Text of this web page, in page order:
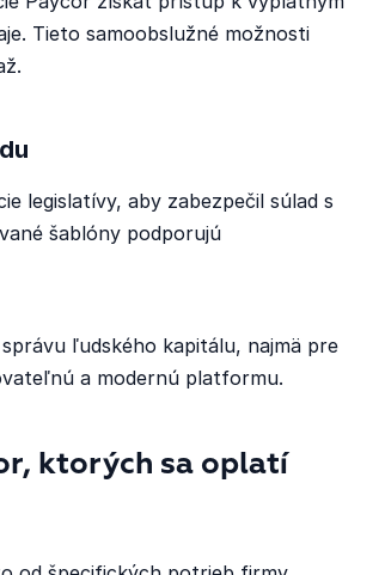
Tieto samoobslužné možnosti
legislatívy, aby zabezpečil súlad s
šablóny podporujú
ľudského kapitálu, najmä pre
a modernú platformu.
ktorých sa oplatí